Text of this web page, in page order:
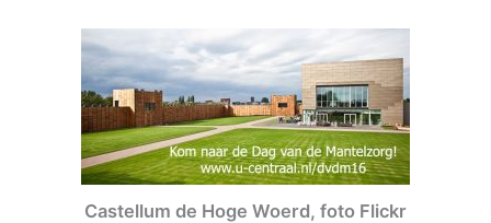
Castellum de Hoge Woerd, foto Flickr